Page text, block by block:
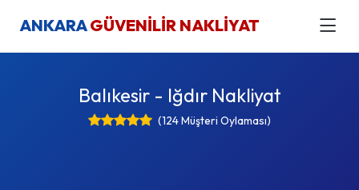
ANKARAGÜVENİLİR NAKLİYAT
Balıkesir - Iğdır Nakliyat
(124 Müşteri Oylaması)